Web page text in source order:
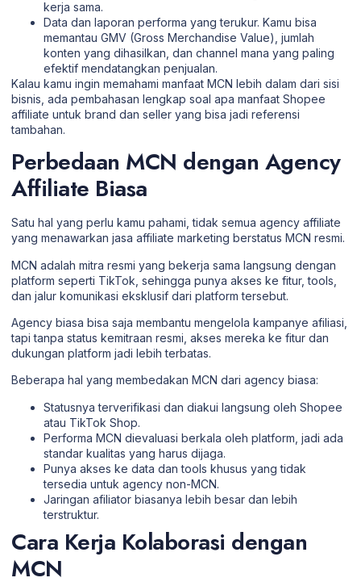
kerja sama.
Data dan laporan performa yang terukur. Kamu bisa
memantau GMV (Gross Merchandise Value), jumlah
konten yang dihasilkan, dan channel mana yang paling
efektif mendatangkan penjualan.
Kalau kamu ingin memahami manfaat MCN lebih dalam dari sisi
bisnis, ada pembahasan lengkap soal apa manfaat Shopee
affiliate untuk brand dan seller yang bisa jadi referensi
tambahan.
Perbedaan MCN dengan Agency
Affiliate Biasa
Satu hal yang perlu kamu pahami, tidak semua agency affiliate
yang menawarkan jasa affiliate marketing berstatus MCN resmi.
MCN adalah mitra resmi yang bekerja sama langsung dengan
platform seperti TikTok, sehingga punya akses ke fitur, tools,
dan jalur komunikasi eksklusif dari platform tersebut.
Agency biasa bisa saja membantu mengelola kampanye afiliasi,
tapi tanpa status kemitraan resmi, akses mereka ke fitur dan
dukungan platform jadi lebih terbatas.
Beberapa hal yang membedakan MCN dari agency biasa:
Statusnya terverifikasi dan diakui langsung oleh Shopee
atau TikTok Shop.
Performa MCN dievaluasi berkala oleh platform, jadi ada
standar kualitas yang harus dijaga.
Punya akses ke data dan tools khusus yang tidak
tersedia untuk agency non-MCN.
Jaringan afiliator biasanya lebih besar dan lebih
terstruktur.
Cara Kerja Kolaborasi dengan
MCN